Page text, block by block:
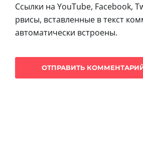
Ссылки на YouTube, Facebook,
рвисы, вставленные в текст
автоматически встроены.